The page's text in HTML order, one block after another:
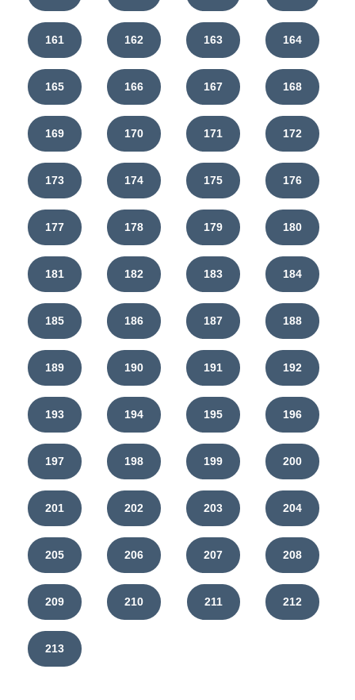
161 162 163 164
165 166 167 168
169 170 171 172
173 174 175 176
177 178 179 180
181 182 183 184
185 186 187 188
189 190 191 192
193 194 195 196
197 198 199 200
201 202 203 204
205 206 207 208
209 210 211 212
213